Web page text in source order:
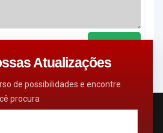
Atualizações
de possibilidades e encontre
procura